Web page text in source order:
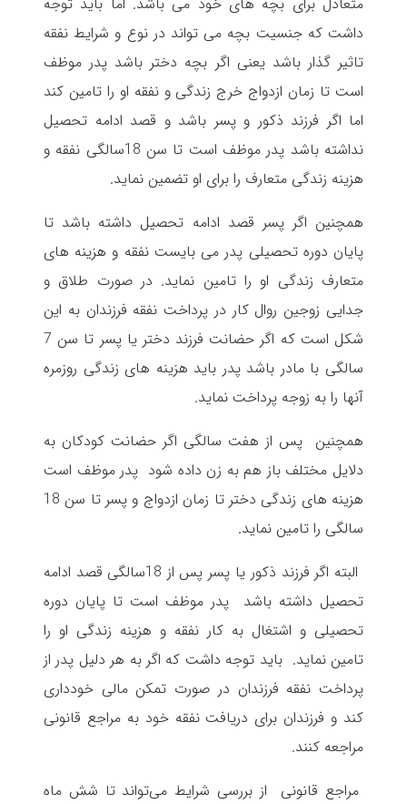
داشت که جنسیت بچه می تواند در نوع و شرایط نفقه
تاثیر گذار باشد یعنی اگر بچه دختر باشد پدر موظف
است تا زمان ازدواج خرج زندگی و نفقه او را تامین کند
اما اگر فرزند ذکور و پسر باشد و قصد ادامه تحصیل
نداشته باشد پدر موظف است تا سن 18سالگی نفقه و
هزینه زندگی متعارف را برای او تضمین نماید.
همچنین اگر پسر قصد ادامه تحصیل داشته باشد تا
پایان دوره تحصیلی پدر می بایست نفقه و هزینه های
متعارف زندگی او را تامین نماید. در صورت طلاق و
جدایی زوجین روال کار در پرداخت نفقه فرزندان به این
شکل است که اگر حضانت فرزند دختر یا پسر تا سن 7
سالگی با مادر باشد پدر باید هزینه های زندگی روزمره
آنها را به زوجه پرداخت نماید.
همچنین پس از هفت سالگی اگر حضانت کودکان به
دلایل مختلف باز هم به زن داده شود پدر موظف است
هزینه های زندگی دختر تا زمان ازدواج و پسر تا سن 18
سالگی را تامین نماید.
البته اگر فرزند ذکور یا پسر پس از 18سالگی قصد ادامه
تحصیل داشته باشد پدر موظف است تا پایان دوره
تحصیلی و اشتغال به کار نفقه و هزینه زندگی او را
تامین نماید. باید توجه داشت که اگر به هر دلیل پدر از
پرداخت نفقه فرزندان در صورت تمکن مالی خودداری
کند و فرزندان برای دریافت نفقه خود به مراجع قانونی
مراجعه کنند.
مراجع قانونی از بررسی شرایط می‌تواند تا شش ماه